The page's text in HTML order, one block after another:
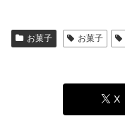
お菓子 お菓子
X